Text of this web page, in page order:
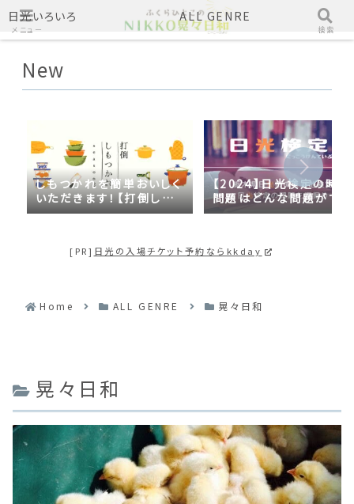
日光いろいろ ALL GENRE
New
しもつかれを簡単おいしく
いただきます！【打倒しも
つかれｓｅａｓｏｎ２】
【2024】日光検定の時事
問題はどんな問題がでる
の？2023年の時事問題
[PR] 日光の入場チケット予約ならkkday
Home ALL GENRE 晃々日和
晃々日和
メニュー 検索